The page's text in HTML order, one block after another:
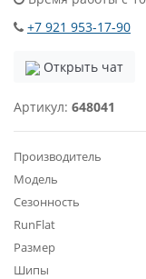
+7 921 953-17-90
Открыть чат
Артикул: 648041
Производитель
Модель
Сезонность
RunFlat
Размер
Шипы